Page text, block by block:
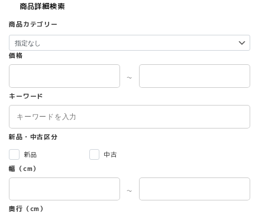
商品詳細検索
商品カテゴリー
価格
～
キーワード
新品・中古区分
新品
中古
幅（cm）
～
奥行（cm）